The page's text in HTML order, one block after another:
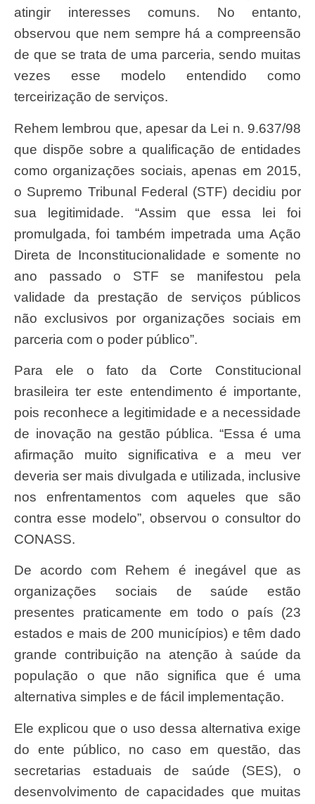
atingir interesses comuns. No entanto,
observou que nem sempre há a compreensão
de que se trata de uma parceria, sendo muitas
vezes esse modelo entendido como
terceirização de serviços.
Rehem lembrou que, apesar da Lei n. 9.637/98
que dispõe sobre a qualificação de entidades
como organizações sociais, apenas em 2015,
o Supremo Tribunal Federal (STF) decidiu por
sua legitimidade. “Assim que essa lei foi
promulgada, foi também impetrada uma Ação
Direta de Inconstitucionalidade e somente no
ano passado o STF se manifestou pela
validade da prestação de serviços públicos
não exclusivos por organizações sociais em
parceria com o poder público”.
Para ele o fato da Corte Constitucional
brasileira ter este entendimento é importante,
pois reconhece a legitimidade e a necessidade
de inovação na gestão pública. “Essa é uma
afirmação muito significativa e a meu ver
deveria ser mais divulgada e utilizada, inclusive
nos enfrentamentos com aqueles que são
contra esse modelo”, observou o consultor do
CONASS.
De acordo com Rehem é inegável que as
organizações sociais de saúde estão
presentes praticamente em todo o país (23
estados e mais de 200 municípios) e têm dado
grande contribuição na atenção à saúde da
população o que não significa que é uma
alternativa simples e de fácil implementação.
Ele explicou que o uso dessa alternativa exige
do ente público, no caso em questão, das
secretarias estaduais de saúde (SES), o
desenvolvimento de capacidades que muitas